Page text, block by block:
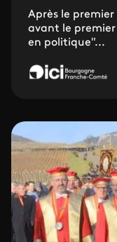
Après le
avant le
en politique"...